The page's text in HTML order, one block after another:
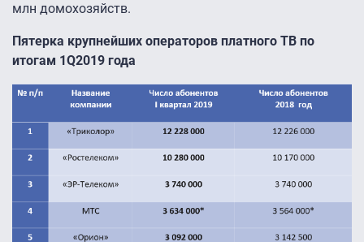
млн домохозяйств.
Пятерка крупнейших операторов платного ТВ по
итогам 1Q2019 года